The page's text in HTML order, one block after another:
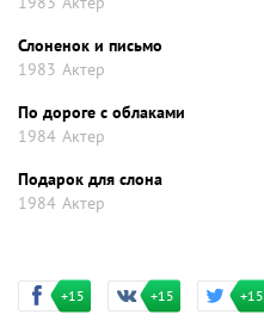
Слоненок и письмо
1983 Актер
По дороге с облаками
1984 Актер
Подарок для слона
1984 Актер
+15 +15 +15